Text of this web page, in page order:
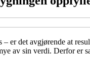
er det avgjørende at
av sin verdi. Derfor er